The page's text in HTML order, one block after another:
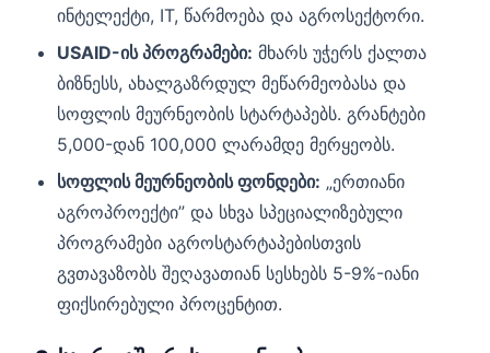
ინტელექტი, IT, წარმოება და აგროსექტორი.
USAID-ის პროგრამები: მხარს უჭერს ქალთა
ბიზნესს, ახალგაზრდულ მეწარმეობასა და
სოფლის მეურნეობის სტარტაპებს. გრანტები
5,000-დან 100,000 ლარამდე მერყეობს.
სოფლის მეურნეობის ფონდები: „ერთიანი
აგროპროექტი” და სხვა სპეციალიზებული
პროგრამები აგროსტარტაპებისთვის
გვთავაზობს შეღავათიან სესხებს 5-9%-იანი
ფიქსირებული პროცენტით.